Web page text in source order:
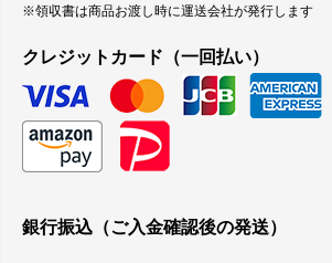
※領収書は商品お渡し時に運送会社が発行します
クレジットカード（一回払い）
銀行振込（ご入金確認後の発送）